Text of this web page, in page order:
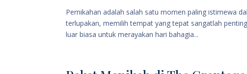
Pernikahan adalah salah satu momen paling istimewa
terlupakan, memilih tempat yang tepat sangatlah
luar biasa untuk merayakan hari bahagia...